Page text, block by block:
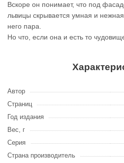
Вскоре он понимает, что под
львицы скрывается умная и
него пара.
Но что, если она и есть то
Автор
Страниц
Год издания
Вес, г
Серия
Страна производитель